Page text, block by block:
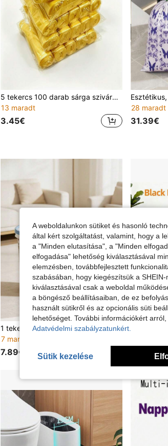
5 tekercs 100 darab sárga szivárgásmentes és szagmentes szemeteszsák – extra nagy, vastag műanyag zsák, szivárgásmentes, szagmentes, szakadásálló, otthoni, irodai, konyhai, fürdőszobai, kültéri és kereskedelmi használatra, konyhai hulladékkezeléshez, szagmentes anyag, mindennapi alaptermék, tisztaság megőrzéséhez
13 maradt
3.45€
28 maradt
31.39€
1 tekercs 81 db nagy rajzfilm kiskutya mintás zsinóros szemeteszsák, vastag és tartós többfunkciós nagy sűrűségű polietilén egyszer használatos zacskók, otthonra, irodába, hálószobába és egyéb helyekre, konyhába, fürdőszobába és háztartási kiegészítőkhöz
7 maradt
7.89€
A weboldalunkon sütiket és hasonló
által kért szolgáltatást, valamint, hogy a
a "Minden elutasítása", a "Minden
elfogadása" lehetőség kiválasztásával
elemzésben, továbbfejlesztett
szabásában, hogy kiegészítsük a
kiválasztásával csak a weboldal
a böngésző beállításaiban, de ez
használt sütikről és az opcionális süti
lehetőséget. További információkért
Adatvédelmi szabályzatunkért.
Sütik kezelése